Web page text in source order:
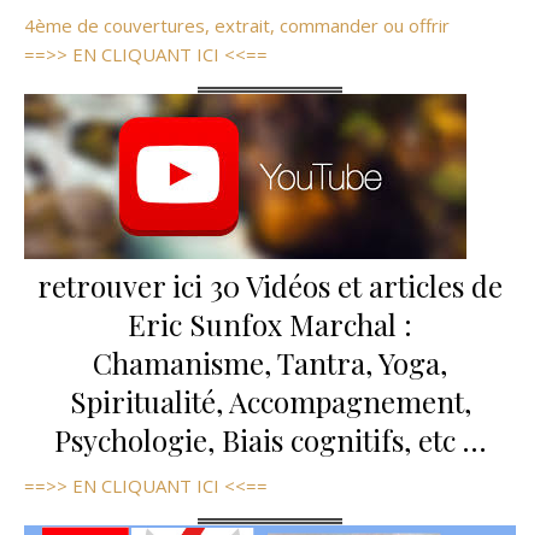
4ème de couvertures, extrait, commander ou offrir
==>> EN CLIQUANT ICI <<==
retrouver ici 30 Vidéos et articles de
Eric Sunfox Marchal :
Chamanisme, Tantra, Yoga,
Spiritualité, Accompagnement,
Psychologie, Biais cognitifs, etc …
==>> EN CLIQUANT ICI <<==